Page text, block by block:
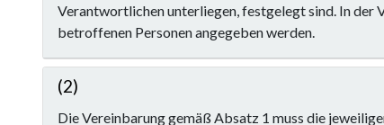
Verantwortlichen unterliegen, festgelegt sind. In der
betroffenen Personen angegeben werden.
(2)
Die Vereinbarung gemäß Absatz 1 muss die